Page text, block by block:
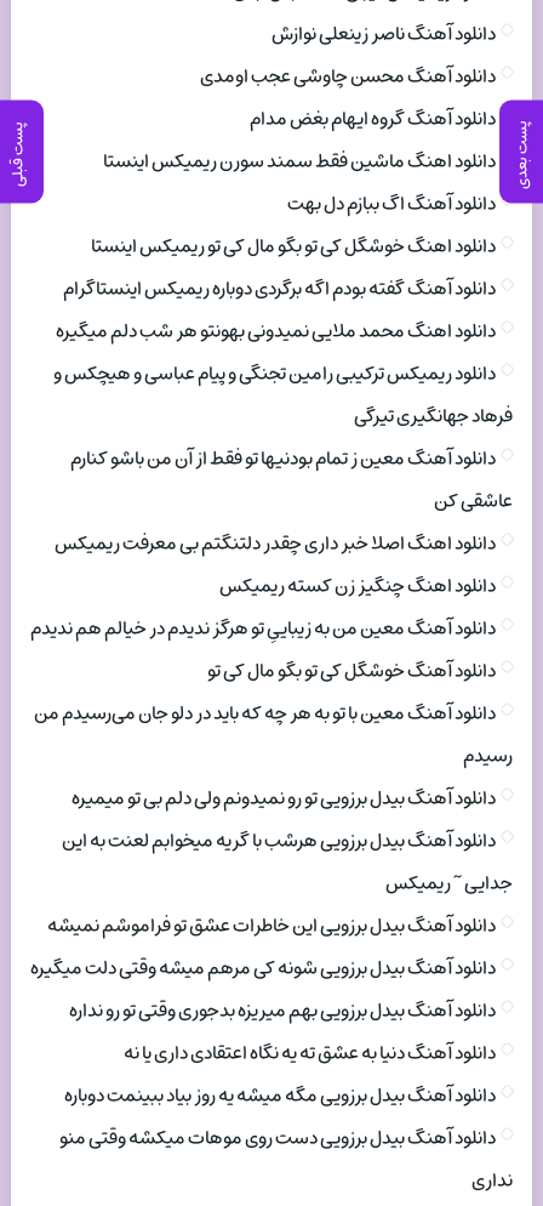
پست بعدی پست قبلی
دانلود آهنگ ناصر زینعلی نوازش
دانلود آهنگ محسن چاوشی عجب اومدی
دانلود آهنگ گروه ایهام بغض مدام
دانلود اهنگ ماشین فقط سمند سورن ریمیکس اینستا
دانلود آهنگ اگ ببازم دل بهت
دانلود اهنگ خوشگل کی تو بگو مال کی تو ریمیکس اینستا
دانلود آهنگ گفته بودم اگه برگردی دوباره ریمیکس اینستاگرام
دانلود اهنگ محمد ملایی نمیدونی بهونتو هر شب دلم میگیره
دانلود ریمیکس ترکیبی رامین تجنگی و پیام عباسی و هیچکس و
فرهاد جهانگیری تیرگی
دانلود آهنگ معین ز تمام بودنیها تو فقط از آن من باشو کنارم
عاشقی کن
دانلود اهنگ اصلا خبر داری چقدر دلتنگتم بی معرفت ریمیکس
دانلود اهنگ چنگیز زن کسته ریمیکس
دانلود آهنگ معین من به زیباییِ تو هرگز ندیدم در خیالم هم ندیدم
دانلود آهنگ خوشگل کی تو بگو مال کی تو
دانلود آهنگ معین با تو به هر چه که باید در دلو جان می‌رسیدم من
رسیدم
دانلود آهنگ بیدل برزویی تو رو نمیدونم ولی دلم بی تو میمیره
دانلود آهنگ بیدل برزویی هرشب با گریه میخوابم لعنت به این
جدایی ~ ریمیکس
دانلود آهنگ بیدل برزویی این خاطرات عشق تو فراموشم نمیشه
دانلود آهنگ بیدل برزویی شونه کی مرهم میشه وقتی دلت میگیره
دانلود آهنگ بیدل برزویی بهم میریزه بدجوری وقتی تو رو نداره
دانلود آهنگ دنیا به عشق ته یه نگاه اعتقادی داری یا نه
دانلود آهنگ بیدل برزویی مگه میشه یه روز بیاد ببینمت دوباره
دانلود آهنگ بیدل برزویی دست روی موهات میکشه وقتی منو
نداری